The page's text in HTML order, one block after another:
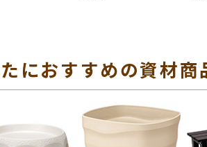
におすすめの資材商